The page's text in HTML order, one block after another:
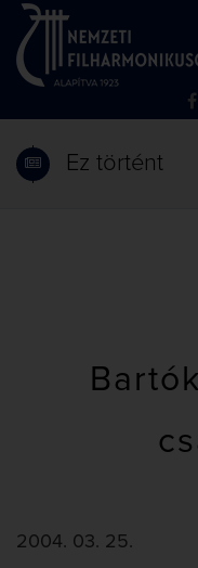
Ez történt
2004. 03. 25.